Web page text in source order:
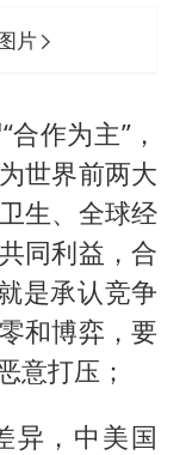
片
作为主”，
世界前两大
生、全球经
同利益，合
是承认竞争
和博弈，要
意打压；
异，中美国